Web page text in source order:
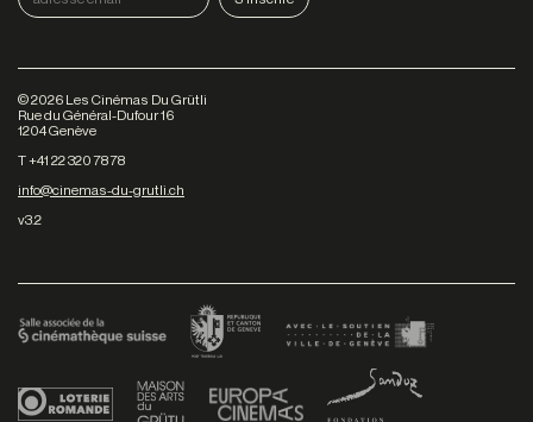
©2026 Les Cinémas Du Grütli
Rue du Général-Dufour 16
1204 Genève
T +41 22 320 78 78
info@cinemas-du-grutli.ch
v3.2